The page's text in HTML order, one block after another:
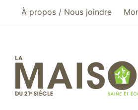
Aller au menu principal
Aller au contenu principal
À propos / Nous joindre